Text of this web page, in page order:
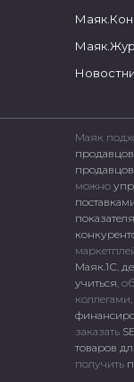
Маяк
продавцов
продавцов
можно
Маяк.1С
учиться ,
заказать
товаров
получить